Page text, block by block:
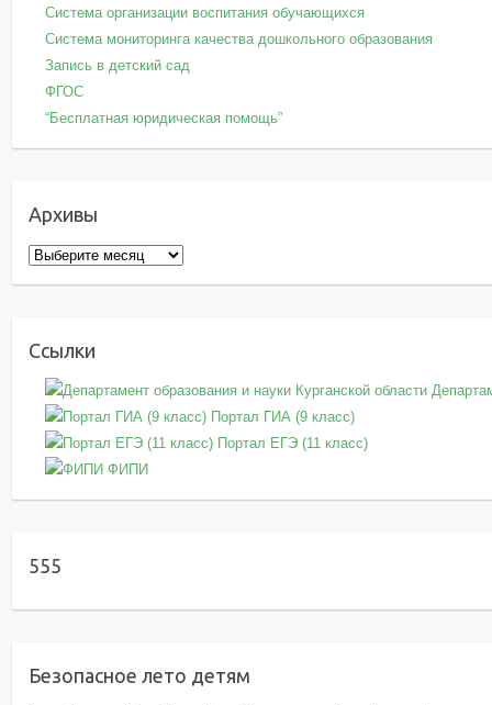
Система организации воспитания обучающихся
Система мониторинга качества дошкольного образования
Запись в детский сад
ФГОС
“Бесплатная юридическая помощь”
Архивы
Ссылки
Портал ГИА (9 класс)
Портал ЕГЭ (11 класс)
ФИПИ
555
Безопасное лето детям